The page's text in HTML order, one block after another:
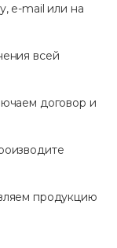
e-mail или на
всей
договор и
продукцию